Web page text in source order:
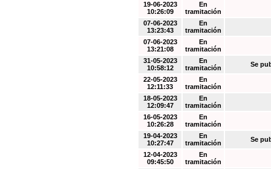
19-06-2023
10:26:09
En
tramitación
07-06-2023
13:23:43
En
tramitación
07-06-2023
13:21:08
En
tramitación
31-05-2023
10:58:12
En
tramitación
Se
22-05-2023
12:11:33
En
tramitación
18-05-2023
12:09:47
En
tramitación
16-05-2023
10:26:28
En
tramitación
19-04-2023
10:27:47
En
tramitación
Se
12-04-2023
09:45:50
En
tramitación